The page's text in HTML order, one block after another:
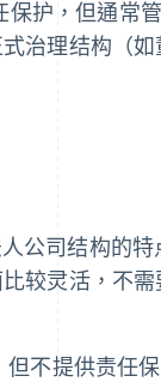
护，但通常
治理结构（
公司结构的
较灵活，不
不提供责任